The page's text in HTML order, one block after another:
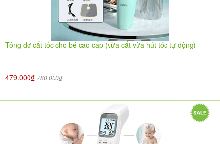
Tông đơ cắt tóc cho bé cao cấp (vừa cắt vừa hút tóc tự động)
479.000₫ 780.000₫